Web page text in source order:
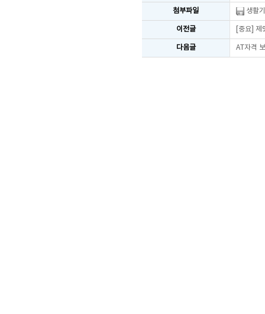
첨부파일 생활
이전글 [중요]
다음글 AT자격